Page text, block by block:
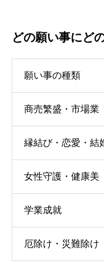
どの願い事にど
願い事の種類
商売繁盛・市場業
縁結び・恋愛・結
女性守護・健康美
学業成就
厄除け・災難除け